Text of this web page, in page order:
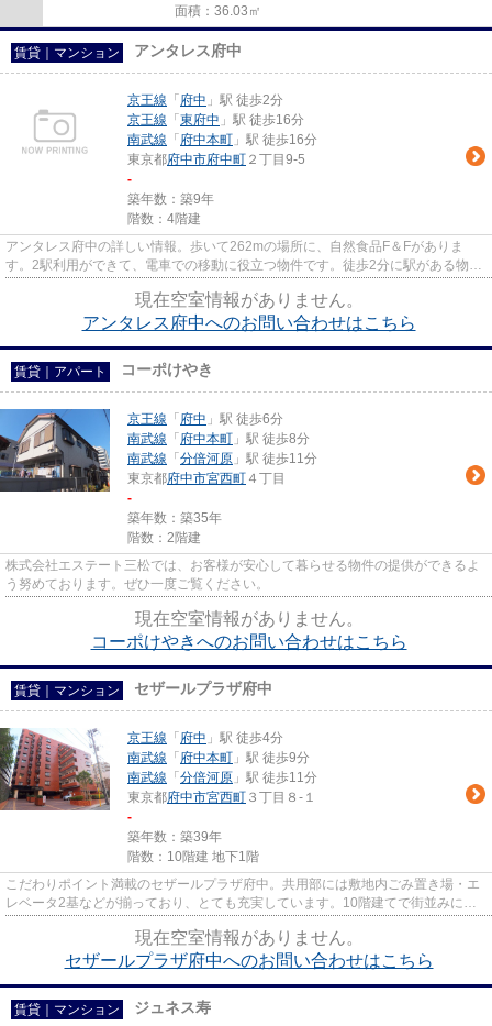
面積：36.03㎡
賃貸｜マンション アンタレス府中
京王線 「 府中 」駅 徒歩2分
京王線 「 東府中 」駅 徒歩16分
南武線 「 府中本町 」駅 徒歩16分
東京都府中市府中町 ２丁目9-5
-
築年数：築9年
階数：4階建
アンタレス府中の詳しい情報。歩いて262mの場所に、自然食品F＆Fがありま
す。2駅利用ができて、電車での移動に役立つ物件です。徒歩2分に駅がある物件
現在空室情報がありません。
アンタレス府中へのお問い合わせはこちら
賃貸｜アパート コーポけやき
京王線 「 府中 」駅 徒歩6分
南武線 「 府中本町 」駅 徒歩8分
南武線 「 分倍河原 」駅 徒歩11分
東京都府中市宮西町 ４丁目
-
築年数：築35年
階数：2階建
株式会社エステート三松では、お客様が安心して暮らせる物件の提供ができるよ
う努めております。ぜひ一度ご覧ください。
現在空室情報がありません。
コーポけやきへのお問い合わせはこちら
賃貸｜マンション セザールプラザ府中
京王線 「 府中 」駅 徒歩4分
南武線 「 府中本町 」駅 徒歩9分
南武線 「 分倍河原 」駅 徒歩11分
東京都府中市宮西町 ３丁目８-１
-
築年数：築39年
階数：10階建 地下1階
こだわりポイント満載のセザールプラザ府中。共用部には敷地内ごみ置き場・エ
レベータ2基などが揃っており、とても充実しています。10階建てで街並みにも
現在空室情報がありません。
セザールプラザ府中へのお問い合わせはこちら
賃貸｜マンション ジュネス寿